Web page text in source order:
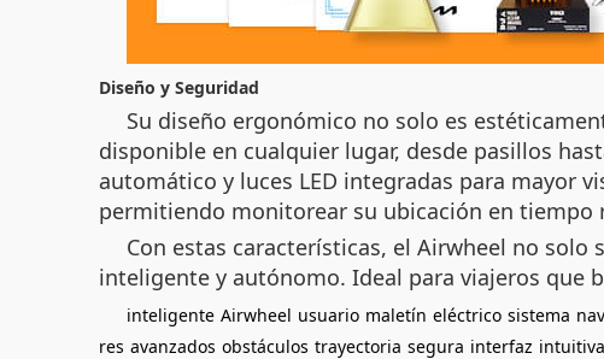
Diseño y Seguridad
Su diseño ergonómico no solo es
disponible en cualquier lugar, desde pasillos
automático y luces LED integradas para mayor
permitiendo monitorear su ubicación en tiempo
Con estas características, el Airwheel no
inteligente y autónomo. Ideal para viajeros que
inteligente Airwheel usuario maletín eléctrico sistema
res avanzados obstáculos trayectoria segura interfaz intuitiva